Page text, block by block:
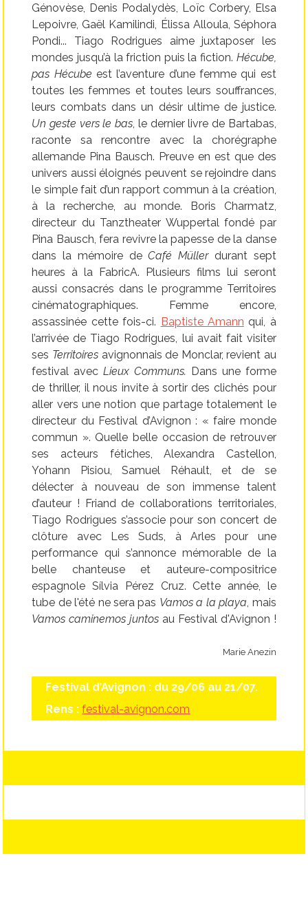
Génovèse, Denis Podalydès, Loïc Corbery, Elsa
Lepoivre, Gaël Kamilindi, Élissa Alloula, Séphora
Pondi... Tiago Rodrigues aime juxtaposer les
mondes jusqu’à la friction puis la fiction. Hécube,
pas Hécubeest l’aventure d’une femme qui est
toutes les femmes et toutes leurs souffrances,
leurs combats dans un désir ultime de justice.
Un geste vers le bas , le dernier livre de Bartabas,
raconte sa rencontre avec la chorégraphe
allemande Pina Bausch. Preuve en est que des
univers aussi éloignés peuvent se rejoindre dans
le simple fait d’un rapport commun à la création,
à la recherche, au monde. Boris Charmatz,
directeur du Tanztheater Wuppertal fondé par
Pina Bausch, fera revivre la papesse de la danse
dans la mémoire deCafé Müllerdurant sept
heures à la FabricA. Plusieurs films lui seront
aussi consacrés dans le programme Territoires
cinématographiques. Femme encore,
assassinée cette fois-ci. Baptiste Amann qui, à
l’arrivée de Tiago Rodrigues, lui avait fait visiter
ses Territoires avignonnais de Monclar, revient au
festival avecLieux Communs. Dans une forme
de thriller, il nous invite à sortir des clichés pour
aller vers une notion que partage totalement le
directeur du Festival d’Avignon : « faire monde
commun ». Quelle belle occasion de retrouver
ses acteurs fétiches, Alexandra Castellon,
Yohann Pisiou, Samuel Réhault, et de se
délecter à nouveau de son immense talent
d’auteur ! Friand de collaborations territoriales,
Tiago Rodrigues s’associe pour son concert de
clôture avec Les Suds, à Arles pour une
performance qui s’annonce mémorable de la
belle chanteuse et auteure-compositrice
espagnole Sílvia Pérez Cruz. Cette année, le
tube de l'été ne sera pas Vamos a la playa , mais
Vamos caminemos juntos au Festival d'Avignon !
Marie Anezin
Festival d’Avignon : du 29/06 au 21/07.
Rens :festival-avignon.com